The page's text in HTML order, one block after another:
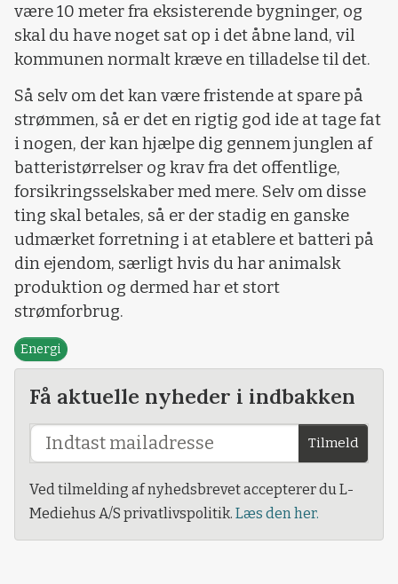
være 10 meter fra eksisterende bygninger, og
skal du have noget sat op i det åbne land, vil
kommunen normalt kræve en tilladelse til det.
Så selv om det kan være fristende at spare på
strømmen, så er det en rigtig god ide at tage fat
i nogen, der kan hjælpe dig gennem junglen af
batteristørrelser og krav fra det offentlige,
forsikringsselskaber med mere. Selv om disse
ting skal betales, så er der stadig en ganske
udmærket forretning i at etablere et batteri på
din ejendom, særligt hvis du har animalsk
produktion og dermed har et stort
strømforbrug.
Energi
Få aktuelle nyheder i indbakken
Tilmeld
Ved tilmelding af nyhedsbrevet accepterer du L-
Mediehus A/S privatlivspolitik. Læs den her.